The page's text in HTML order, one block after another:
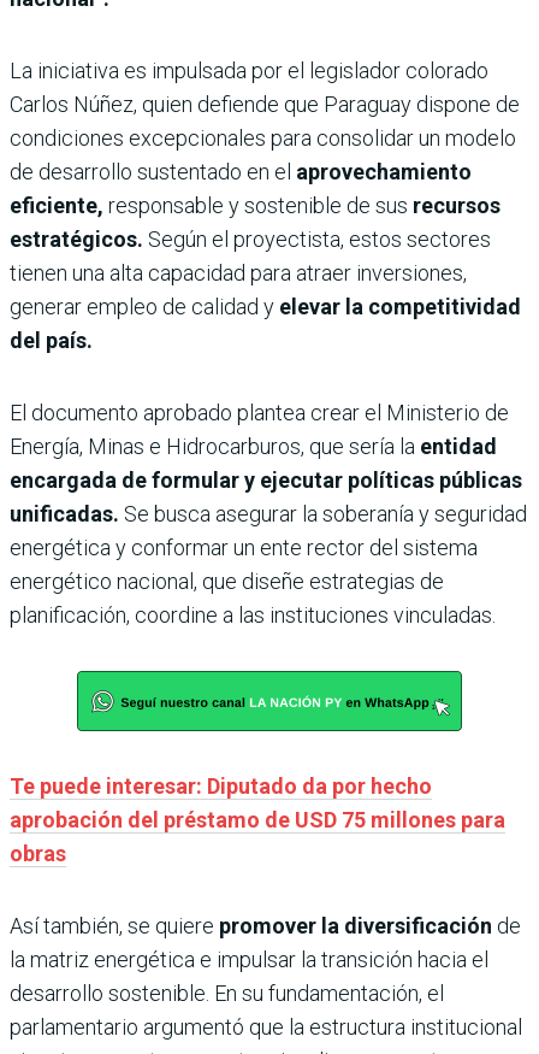
La iniciativa es impulsada por el legislador colorado
Carlos Núñez, quien defiende que Paraguay dispone de
condiciones excepcionales para consolidar un modelo
de desarrollo sustentado en el aprovechamiento
eficiente, responsable y sostenible de sus recursos
estratégicos. Según el proyectista, estos sectores
tienen una alta capacidad para atraer inversiones,
generar empleo de calidad y elevar la competitividad
del país.
El documento aprobado plantea crear el Ministerio de
Energía, Minas e Hidrocarburos, que sería la entidad
encargada de formular y ejecutar políticas públicas
unificadas. Se busca asegurar la soberanía y seguridad
energética y conformar un ente rector del sistema
energético nacional, que diseñe estrategias de
planificación, coordine a las instituciones vinculadas.
Te puede interesar: Diputado da por hecho
aprobación del préstamo de USD 75 millones para
obras
Así también, se quiere promover la diversificación de
la matriz energética e impulsar la transición hacia el
desarrollo sostenible. En su fundamentación, el
parlamentario argumentó que la estructura institucional